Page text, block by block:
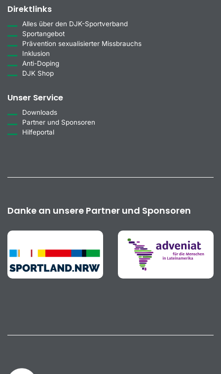
Direktlinks
Alles über den DJK-Sportverband
Sportangebot
Prävention sexualisierter Missbrauchs
Inklusion
Anti-Doping
DJK Shop
Unser Service
Downloads
Partner und Sponsoren
Hilfeportal
Danke an unsere Partner und Sponsoren